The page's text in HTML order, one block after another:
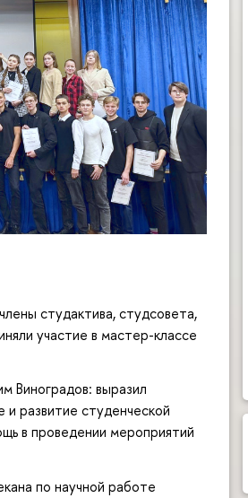
студактива, студсовета,
участие в мастер-классе
Виноградов: выразил
и развитие студенческой
в проведении мероприятий
по научной работе